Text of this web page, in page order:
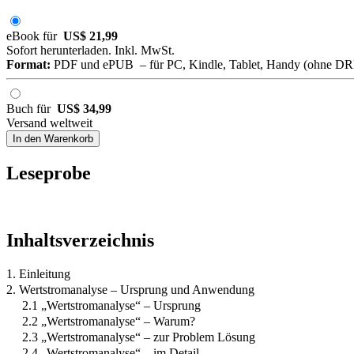
eBook für US$ 21,99
Sofort herunterladen. Inkl. MwSt.
Format: PDF und ePUB – für PC, Kindle, Tablet, Handy (ohne
Buch für US$ 34,99
Versand weltweit
In den Warenkorb
Leseprobe
Inhaltsverzeichnis
1. Einleitung
2. Wertstromanalyse – Ursprung und Anwendung
2.1 „Wertstromanalyse“ – Ursprung
2.2 „Wertstromanalyse“ – Warum?
2.3 „Wertstromanalyse“ – zur Problem Lösung